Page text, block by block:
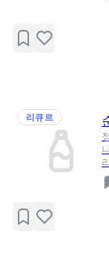
리큐르